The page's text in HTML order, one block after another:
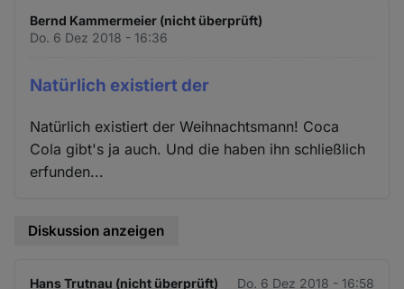
Bernd Kammermeier (nicht überprüft)
Do. 6 Dez 2018 - 16:36
Natürlich existiert der
Natürlich existiert der Weihnachtsmann! Coca
Cola gibt's ja auch. Und die haben ihn schließlich
erfunden...
Diskussion anzeigen
Hans Trutnau (nicht überprüft) Do. 6 Dez 2018 - 16:58